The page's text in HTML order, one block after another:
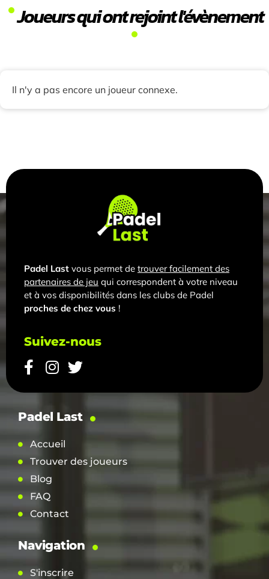
Joueurs qui ont rejoint l'évènement
Il n'y a pas encore un joueur connexe.
Padel Last vous permet de trouver facilement des
partenaires de jeu qui correspondent à votre niveau
et à vos disponibilités dans les clubs de Padel
proches de chez vous !
Suivez-nous
Padel Last
Accueil
Trouver des joueurs
Blog
FAQ
Contact
Navigation
S'inscrire